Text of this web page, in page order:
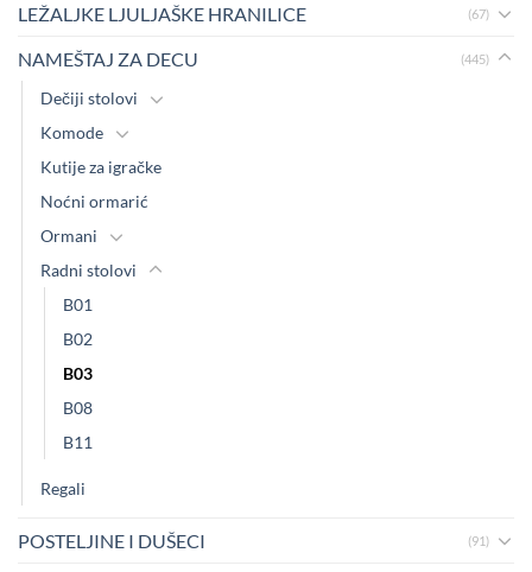
LEŽALJKE LJULJAŠKE HRANILICE (67)
NAMEŠTAJ ZA DECU (445)
Dečiji stolovi
Komode
Kutije za igračke
Noćni ormarić
Ormani
Radni stolovi
B01
B02
B03
B08
B11
Regali
POSTELJINE I DUŠECI (91)